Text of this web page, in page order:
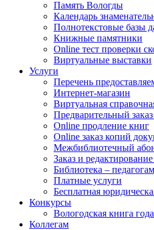
Память Вологды
Календарь
Полнотекстовые базы
Книжные памятники
Online тест проверки
Виртуальные выставки
Услуги
Перечень
Интернет-магазин
Виртуальная
Предварительный
Online продление книг
Online заказ копий
Межбиблиотечный
Заказ и
Библиотека – педагогам
Платные услуги
Бесплатная
Конкурсы
Вологодская книга года
Коллегам